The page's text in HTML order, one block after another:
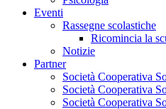
Eventi
Rassegne scolastiche
Ricomincia la
Notizie
Partner
Società Cooperativa
Società Cooperativa
Società Cooperativa